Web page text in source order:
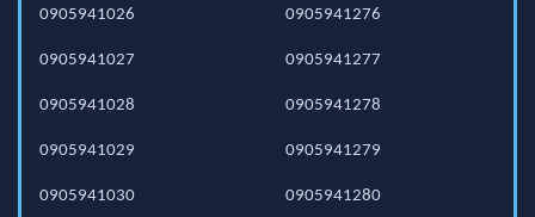
0905941026
0905941027
0905941028
0905941029
0905941030
0905941276
0905941277
0905941278
0905941279
0905941280